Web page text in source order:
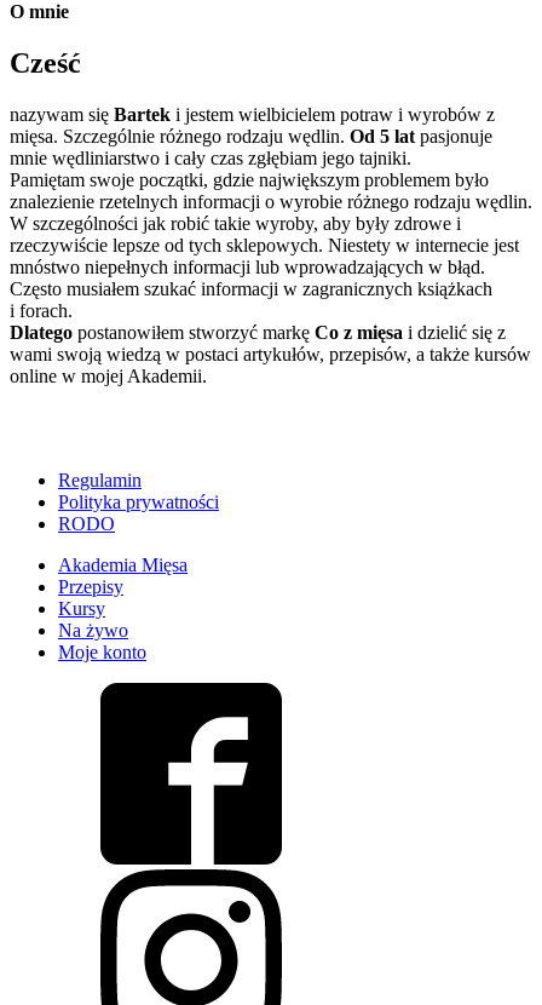
O mnie
Cześć
nazywam się Bartek i jestem wielbicielem potraw i wyrobów z
mięsa. Szczególnie różnego rodzaju wędlin. Od 5 lat pasjonuje
mnie wędliniarstwo i cały czas zgłębiam jego tajniki.
Pamiętam swoje początki, gdzie największym problemem było
znalezienie rzetelnych informacji o wyrobie różnego rodzaju wędlin.
W szczególności jak robić takie wyroby, aby były zdrowe i
rzeczywiście lepsze od tych sklepowych. Niestety w internecie jest
mnóstwo niepełnych informacji lub wprowadzających w błąd.
Często musiałem szukać informacji w zagranicznych książkach
i forach.
Dlatego postanowiłem stworzyć markę Co z mięsa i dzielić się z
wami swoją wiedzą w postaci artykułów, przepisów, a także kursów
online w mojej Akademii.
Regulamin
Polityka prywatności
RODO
Akademia Mięsa
Przepisy
Kursy
Na żywo
Moje konto